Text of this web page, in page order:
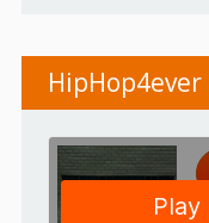
HipHop4ever